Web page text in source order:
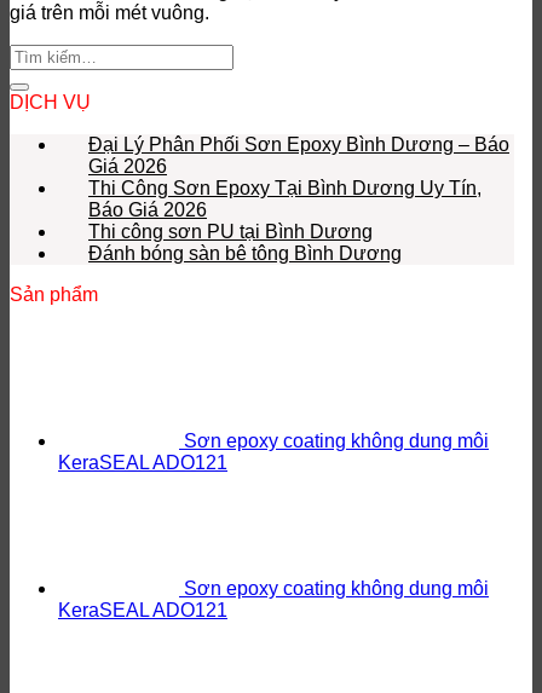
giá trên mỗi mét vuông.
DỊCH VỤ
Đại Lý Phân Phối Sơn Epoxy Bình Dương – Báo
Giá 2026
Thi Công Sơn Epoxy Tại Bình Dương Uy Tín,
Báo Giá 2026
Thi công sơn PU tại Bình Dương
Đánh bóng sàn bê tông Bình Dương
Sản phẩm
Sơn epoxy coating không dung môi
KeraSEAL ADO121
Sơn epoxy coating không dung môi
KeraSEAL ADO121